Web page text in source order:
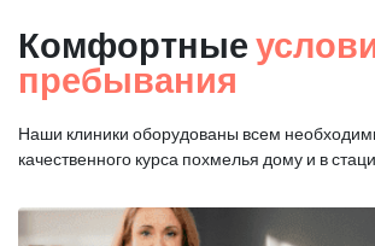
Комфортные
пребывания
Наши клиники оборудованы всем
качественного курса похмелья дому и в